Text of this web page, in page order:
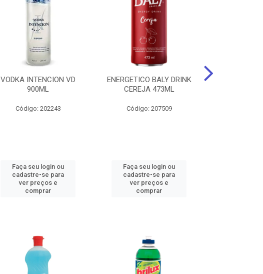
VODKA INTENCION VD
900ML
Código: 202243
Faça seu login ou
cadastre-se para
ver preços e
comprar
ENERGETICO BALY DRINK
CEREJA 473ML
Código: 207509
Faça seu login ou
cadastre-se para
ver preços e
comprar